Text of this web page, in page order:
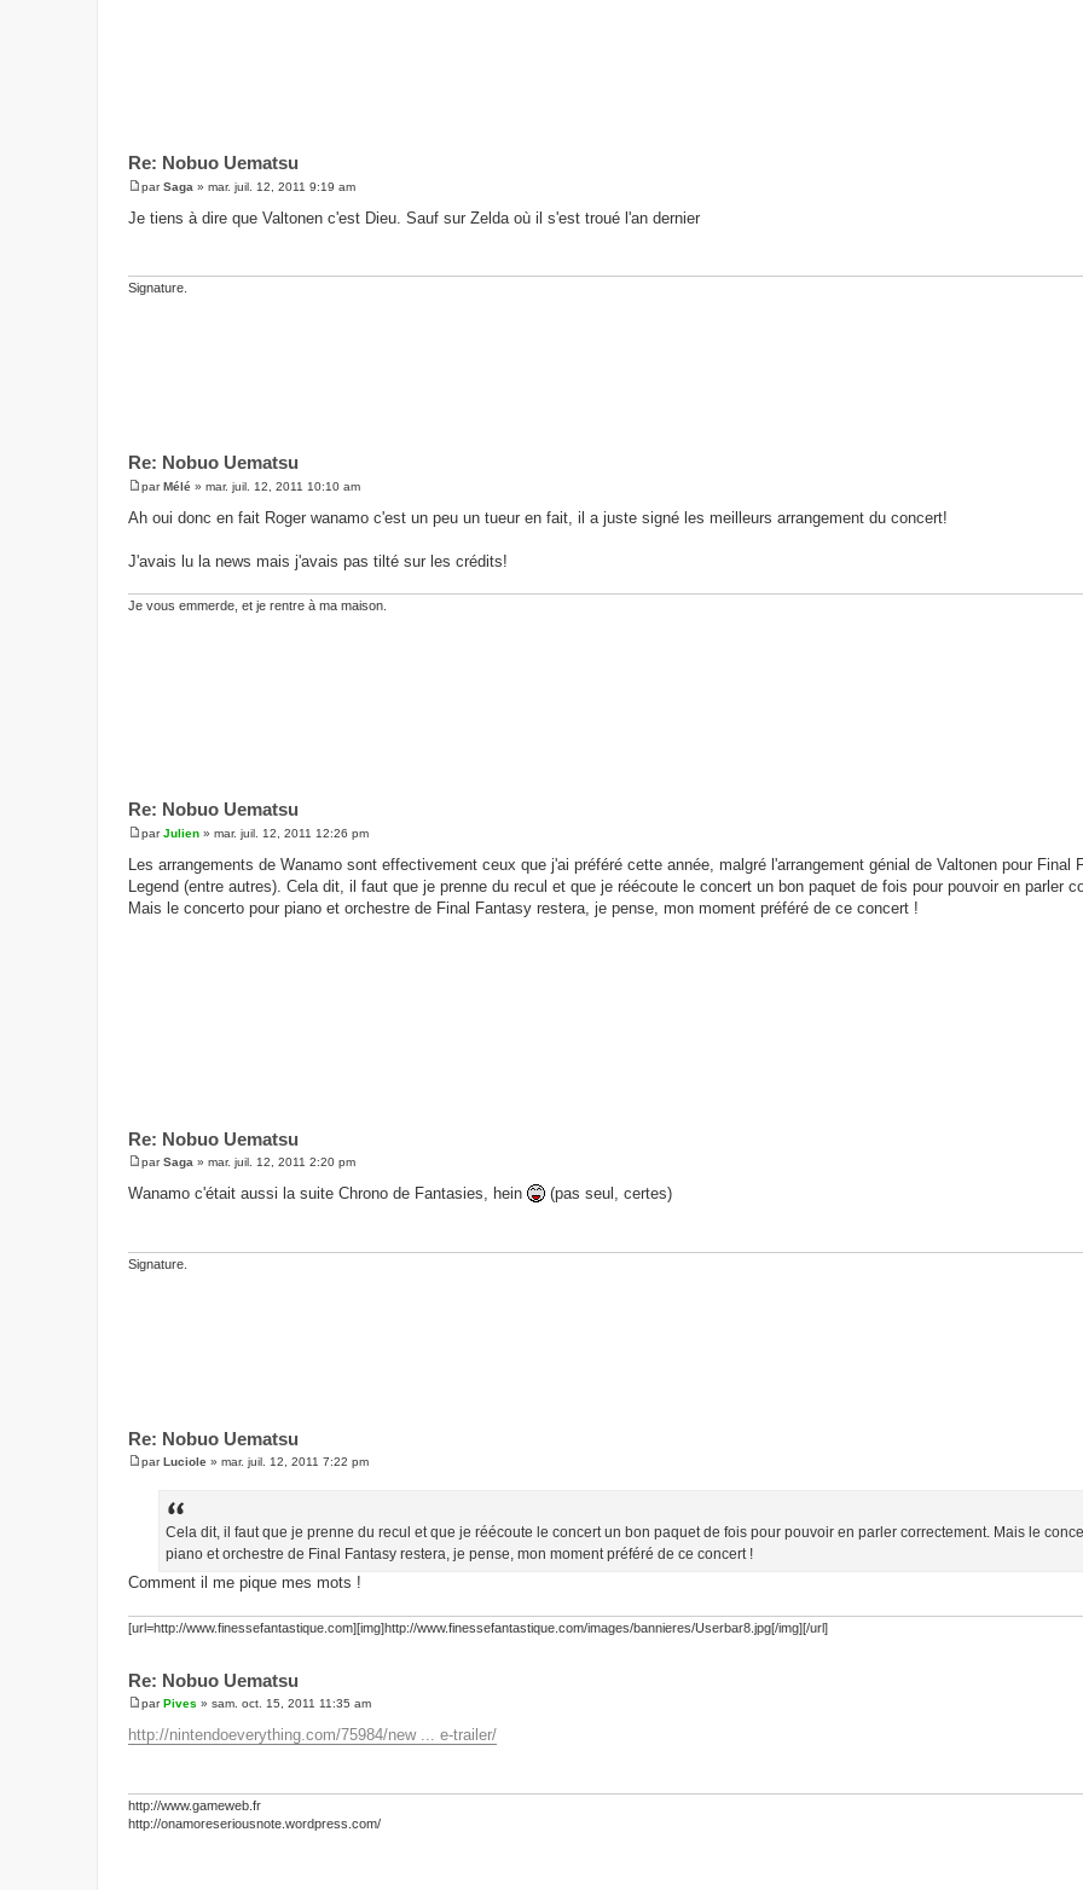
Re: Nobuo Uematsu
M
s
e
parSaga » mar. juil. 12, 2011 9:19 am
Je tiens à dire que Valtonen c'est Dieu. Sauf sur Zelda où il s'est troué l'an dernier
Signature.
Re: Nobuo Uematsu
M
s
g
parMélé » mar. juil. 12, 2011 10:10 am
Ah oui donc en fait Roger wanamo c'est un peu un tueur en fait, il a juste signé les meilleurs arrangement du concert!
J'avais lu la news mais j'avais pas tilté sur les crédits!
Je vous emmerde, et je rentre à ma maison.
Re: Nobuo Uematsu
M
s
s
g
parJulien » mar. juil. 12, 2011 12:26 pm
Les arrangements de Wanamo sont effectivement ceux que j'ai préféré cette année, malgré l'arrangement génial de Valtonen pour Final
Legend (entre autres). Cela dit, il faut que je prenne du recul et que je réécoute le concert un bon paquet de fois pour pouvoir en parler
Mais le concerto pour piano et orchestre de Final Fantasy restera, je pense, mon moment préféré de ce concert !
Re: Nobuo Uematsu
M
e
s
e
parSaga » mar. juil. 12, 2011 2:20 pm
Wanamo c'était aussi la suite Chrono de Fantasies, hein (pas seul, certes)
Signature.
Re: Nobuo Uematsu
M
parLuciole » mar. juil. 12, 2011 7:22 pm
Cela dit, il faut que je prenne du recul et que je réécoute le concert un bon paquet de fois pour pouvoir en parler correctement. Mais le
piano et orchestre de Final Fantasy restera, je pense, mon moment préféré de ce concert !
Comment il me pique mes mots !
[url=http://www.finessefantastique.com][img]http://www.finessefantastique.com/images/bannieres/Userbar8.jpg[/img][/url]
Re: Nobuo Uematsu
e
s
e
par Pives » sam. oct. 15, 2011 11:35 am
http://nintendoeverything.com/75984/new ... e-trailer/
http://www.gameweb.fr
http://onamoreseriousnote.wordpress.com/